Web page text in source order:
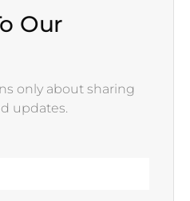
Our
only about sharing
updates.